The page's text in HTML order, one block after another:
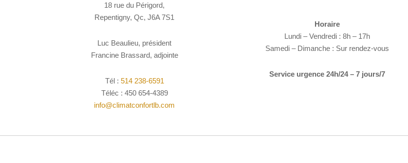
18 rue du Périgord,
Repentigny, Qc, J6A 7S1
Luc Beaulieu, président
Francine Brassard, adjointe
Tél : 514 238-6591
Téléc : 450 654-4389
info@climatconfortlb.com
Horaire
Lundi – Vendredi : 8h – 17h
Samedi – Dimanche : Sur rendez-vous
Service urgence 24h/24 – 7 jours/7